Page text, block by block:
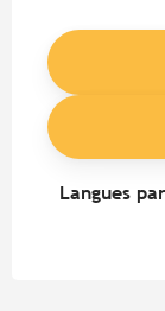
Langues
Langues